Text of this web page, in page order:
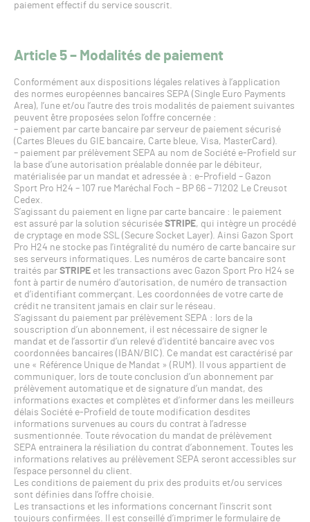
paiement effectif du service souscrit.
Article 5 – Modalités de paiement
Conformément aux dispositions légales relatives à l’application
des normes européennes bancaires SEPA (Single Euro Payments
Area), l’une et/ou l’autre des trois modalités de paiement suivantes
peuvent être proposées selon l’offre concernée :
– paiement par carte bancaire par serveur de paiement sécurisé
(Cartes Bleues du GIE bancaire, Carte bleue, Visa, MasterCard).
– paiement par prélèvement SEPA au nom de Société e-Profield sur
la base d’une autorisation préalable donnée par le débiteur,
matérialisée par un mandat et adressée à : e-Profield – Gazon
Sport Pro H24 – 107 rue Maréchal Foch – BP 66 – 71202 Le Creusot
Cedex.
S’agissant du paiement en ligne par carte bancaire : le paiement
est assuré par la solution sécurisée STRIPE, qui intègre un procédé
de cryptage en mode SSL (Secure Socket Layer). Ainsi Gazon Sport
Pro H24 ne stocke pas l’intégralité du numéro de carte bancaire sur
ses serveurs informatiques. Les numéros de carte bancaire sont
traités par STRIPEet les transactions avec Gazon Sport Pro H24 se
font à partir de numéro d’autorisation, de numéro de transaction
et d’identifiant commerçant. Les coordonnées de votre carte de
crédit ne transitent jamais en clair sur le réseau.
S’agissant du paiement par prélèvement SEPA : lors de la
souscription d’un abonnement, il est nécessaire de signer le
mandat et de l’assortir d’un relevé d’identité bancaire avec vos
coordonnées bancaires (IBAN/BIC). Ce mandat est caractérisé par
une « Référence Unique de Mandat » (RUM). Il vous appartient de
communiquer, lors de toute conclusion d’un abonnement par
prélèvement automatique et de signature d’un mandat, des
informations exactes et complètes et d’informer dans les meilleurs
délais Société e-Profield de toute modification desdites
informations survenues au cours du contrat à l’adresse
susmentionnée. Toute révocation du mandat de prélèvement
SEPA entrainera la résiliation du contrat d’abonnement. Toutes les
informations relatives au prélèvement SEPA seront accessibles sur
l’espace personnel du client.
Les conditions de paiement du prix des produits et/ou services
sont définies dans l’offre choisie.
Les transactions et les informations concernant l’inscrit sont
toujours confirmées. Il est conseillé d’imprimer le formulaire de